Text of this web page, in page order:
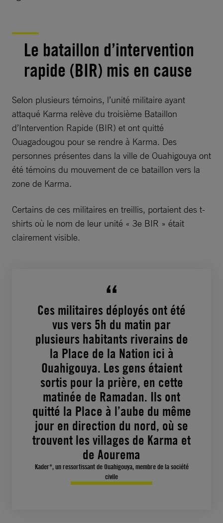
Le bataillon d’intervention
rapide (BIR) mis en cause
Selon plusieurs témoins, l’unité militaire ayant
attaqué Karma relève du troisième Bataillon
d’Intervention Rapide (BIR) et ont quitté
Ouagadougou pour se rendre à Karma. Des
personnes présentes dans la ville de Ouahigouya ont
été témoins du mouvement de ce bataillon vers la
zone de Karma.
Certains de ces militaires en treillis, portaient des t-
shirts où le nom de leur unité « 3e BIR » était
clairement visible.
Ces militaires déployés ont été
vus vers 5h du matin par
plusieurs habitants riverains de
la Place de la Nation ici à
Ouahigouya. Les gens étaient
sortis pour la prière, en cette
matinée de Ramadan. Ils ont
quitté la Place à l’aube du même
jour en direction du nord, où se
trouvent les villages de Karma et
de Aourema
Kader*, un ressortissant de Ouahigouya, membre de la société
civile